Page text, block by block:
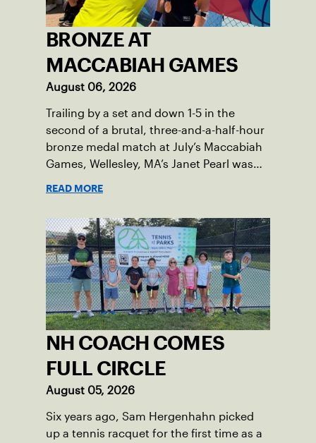
BRONZE AT
MACCABIAH GAMES
August 06, 2026
Trailing by a set and down 1-5 in the
second of a brutal, three-and-a-half-hour
bronze medal match at July’s Maccabiah
Games, Wellesley, MA’s Janet Pearl was
through a painful elbow injury on top of a
multi-year recovery from a knee injury,
the 61-year-old refused to give up. Relying
on the grit honed over years of
rehabilitation, she battled back point
after point to win the match and secure
the bronze for Maccabi USA, a non-profit
sponsoring the American delegation at
the Games. For Pearl, the bronze was
more than a win; it was the ultimate
end of her journey to recovery.
READ MORE
NH COACH COMES
FULL CIRCLE
August 05, 2026
Six years ago, Sam Hergenhahn picked
up a tennis racquet for the first time as a